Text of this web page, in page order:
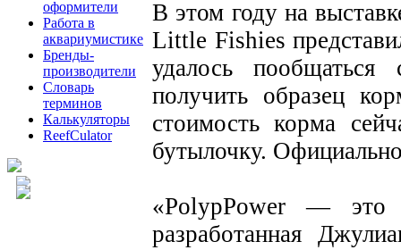
оформители
Работа в
аквариумистике
Бренды-
производители
Словарь
терминов
Калькуляторы
ReefCulator
В этом году на
Little Fishies
удалось
получить образец
стоимость корма
бутылочку.
«PolypPower — это
разработанная